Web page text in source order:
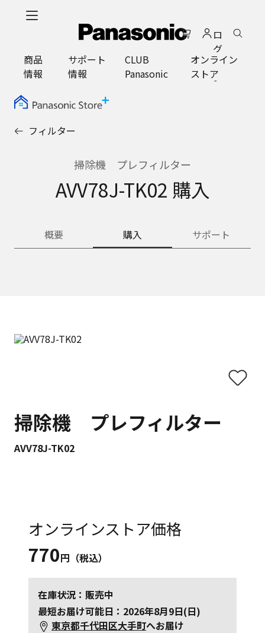
ロ
グ
イ
ン
商品
情報
サポート
情報
CLUB
Panasonic
オンライン
ストア
フィルター
掃除機 プレフィルター
AVV78J-TK02 購入
概要 購入 サポート
掃除機 プレフィルター
AVV78J-TK02
オンラインストア価格
770円（税込）
在庫状況：販売中
最短お届け可能日：2026年8月9日(日)
東京都千代田区大手町へお届け